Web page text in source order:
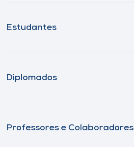
Estudantes
Diplomados
Professores e Colaboradores